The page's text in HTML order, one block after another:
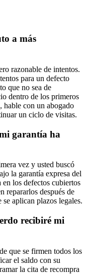
a más
razonable de intentos.
para un defecto
que no sea de
dentro de los primeros
hable con un abogado
un ciclo de visitas.
garantía ha
vez y usted buscó
la garantía expresa del
los defectos cubiertos
repararlos después de
aplican plazos legales.
recibiré mi
que se firmen todos los
el saldo con su
la cita de recompra